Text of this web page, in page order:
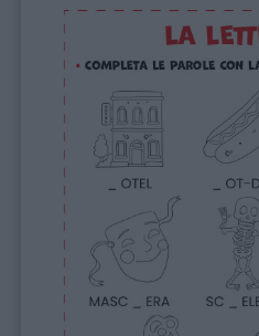
Menu
Schede
didattiche